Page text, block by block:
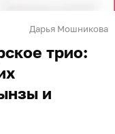
Дарья Мошникова
трио:
и